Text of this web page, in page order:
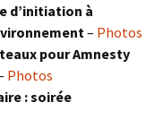
d’initiation à
– Photos
pour Amnesty
Photos
: soirée